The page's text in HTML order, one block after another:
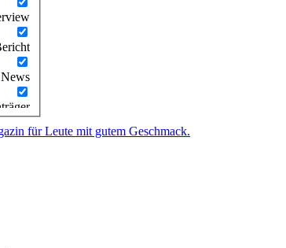
News
für Leute mit gutem Geschmack.